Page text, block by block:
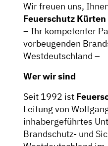
Wir freuen uns,
Feuerschutz Kürten
– Ihr kompetenter
vorbeugenden
Westdeutschland –
Wer wir sind
Seit 1992 ist
Leitung von
inhabergeführtes
Brandschutz- und